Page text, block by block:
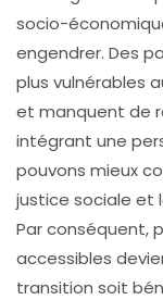
socio-
engendrer. Des
plus vulnérables
et manquent de
intégrant une
pouvons mieux
justice sociale et
Par conséquent,
accessibles
transition soit